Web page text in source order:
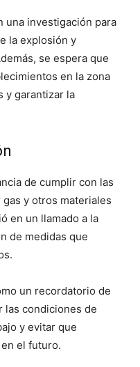
una investigación para
la explosión y
se espera que
en la zona
y garantizar la
de cumplir con las
y otros materiales
en un llamado a la
de medidas que
un recordatorio de
las condiciones de
y evitar que
el futuro.